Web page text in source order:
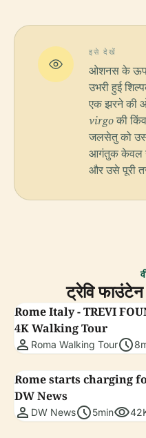
इसे देखें
ओशनस के ऊपर
उभरी हुई
एक झरने की
virgoकी
जलसेतु को
आगंतुक केवल
और उसे पूरी
ट्रेवि
Rome Italy - TREVI
4K Walking Tour
person Roma Walking Tourschedule
Rome starts charging
DW News
person DW Newsschedule5minvisibility